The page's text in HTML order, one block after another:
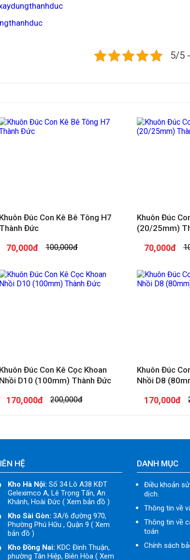
5/5
Khuôn Đúc Con Kê Bê Tông H7
Thành Đức
70,000đ 100,000đ
Khuôn Đúc
(20/25mm)
70,000đ
Khuôn Đúc Con Kê Cọc Khoan
Nhồi D10 (100mm) Thành Đức
170,000đ 200,000đ
Khuôn Đúc
Nhồi D8
170,000đ
HỆ
Kho Hà Nội: Số 34 Lô A38 KĐT
Geleximco A, Lê Trọng Tấn, An
Khánh, Hoài Đức ( Xem bản đồ )
Kho Sài Gòn: 3A/6 đường 970,
Phường Phú Hữu , Quận 9 ( Xem
bản đồ )
Kho Đồng Nai: KDC Đinh Thuận,
phường Tân Hiệp, Biên Hòa ( Xem
DANH MỤC
Điều khoản
dịch.
Thông tin về
Thông tin về
toán
Chính sách